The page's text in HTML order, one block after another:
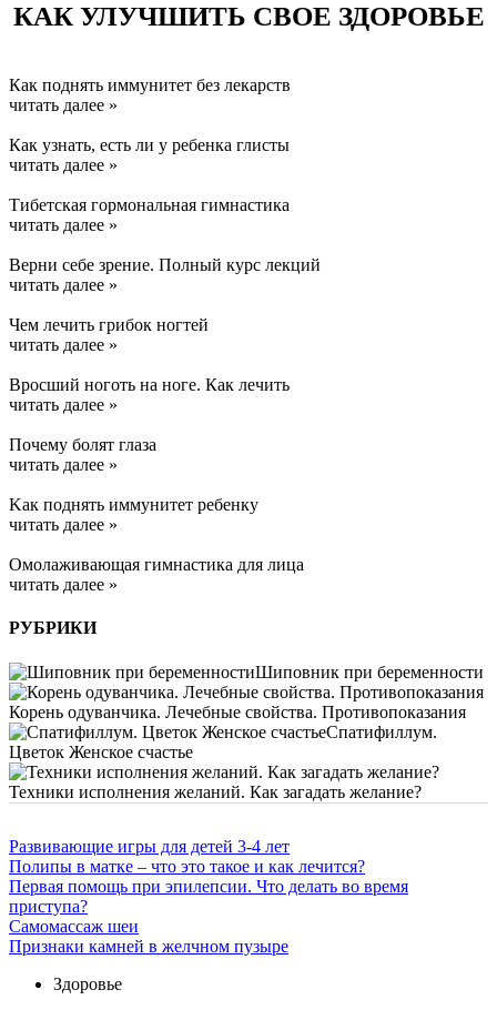
КАК УЛУЧШИТЬ СВОЕ ЗДОРОВЬЕ
Как поднять иммунитет без лекарств
читать далее »
Как узнать, есть ли у ребенка глисты
читать далее »
Тибетская гормональная гимнастика
читать далее »
Верни себе зрение. Полный курс лекций
читать далее »
Чем лечить грибок ногтей
читать далее »
Вросший ноготь на ноге. Как лечить
читать далее »
Почему болят глаза
читать далее »
Kак поднять иммунитет ребенку
читать далее »
Омолаживающая гимнастика для лица
читать далее »
РУБРИКИ
Шиповник при беременности
Корень одуванчика. Лечебные свойства. Противопоказания
Спатифиллум.
Цветок Женское счастье
Техники исполнения желаний. Как загадать желание?
Развивающие игры для детей 3-4 лет
Полипы в матке – что это такое и как лечится?
Первая помощь при эпилепсии. Что делать во время
приступа?
Самомассаж шеи
Признаки камней в желчном пузыре
Здоровье